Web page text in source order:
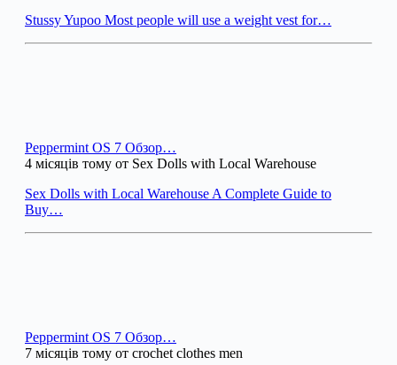
Stussy Yupoo Most people will use a weight vest for…
Peppermint OS 7 Обзор…
4 місяців тому от Sex Dolls with Local Warehouse
Sex Dolls with Local Warehouse A Complete Guide to
Buy…
Peppermint OS 7 Обзор…
7 місяців тому от crochet clothes men